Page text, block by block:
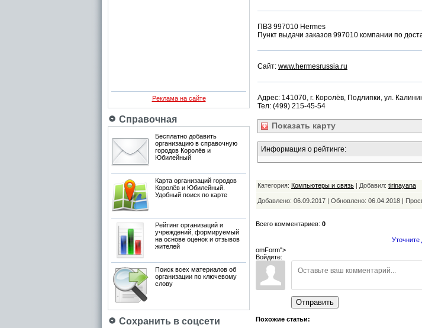
Реклама на сайте
Справочная
Бесплатно добавить
организацию в справочную
городов Королёв и
Юбилейный
Карта организаций городов
Королёв и Юбилейный.
Удобный поиск по карте
Рейтинг организаций и
учреждений, формируемый
на основе оценок и отзывов
жителей
Поиск всех материалов об
организации по ключевому
слову
Сохранить в соцсети
ПВЗ 997010 Hermes
Пункт выдачи заказов 997010 компании по
Сайт: www.hermesrussia.ru
Адрес: 141070, г. Королёв, Подлипки, ул.
Тел: (499) 215-45-54
Показать карту
Информация о рейтинге:
Категория: Компьютеры и связь | Добавил: tirinayana
Добавлено: 06.09.2017 | Обновлено: 06.04.2018 |
Всего комментариев: 0
Уточните
omForm">
Войдите:
Отправить
Похожие статьи: